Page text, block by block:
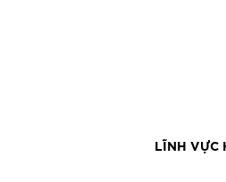
LĨNH VỰC